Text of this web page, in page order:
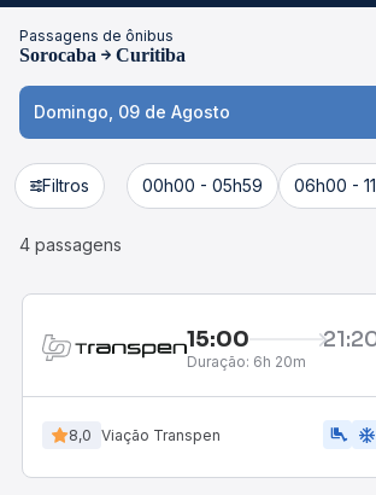
Passagens de ônibus
Sorocaba Curitiba
Domingo, 09 de Agosto
Filtros 00h00 - 05h59 06h00 -
4 passagens
15:00
Duração: 6h 20m
8,0 Viação Transpen airline_seat_legroom_extra ac_unit